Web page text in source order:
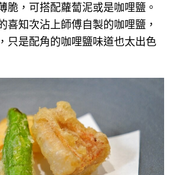
脆，可搭配蘿蔔泥或是咖哩鹽。
喜知次沾上師傅自製的咖哩鹽，
只是配角的咖哩鹽味道也太出色